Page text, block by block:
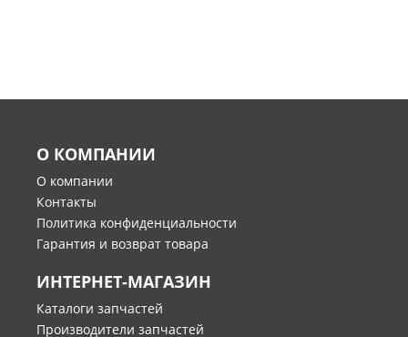
О КОМПАНИИ
О компании
Контакты
Политика конфиденциальности
Гарантия и возврат товара
ИНТЕРНЕТ-МАГАЗИН
Каталоги запчастей
Производители запчастей